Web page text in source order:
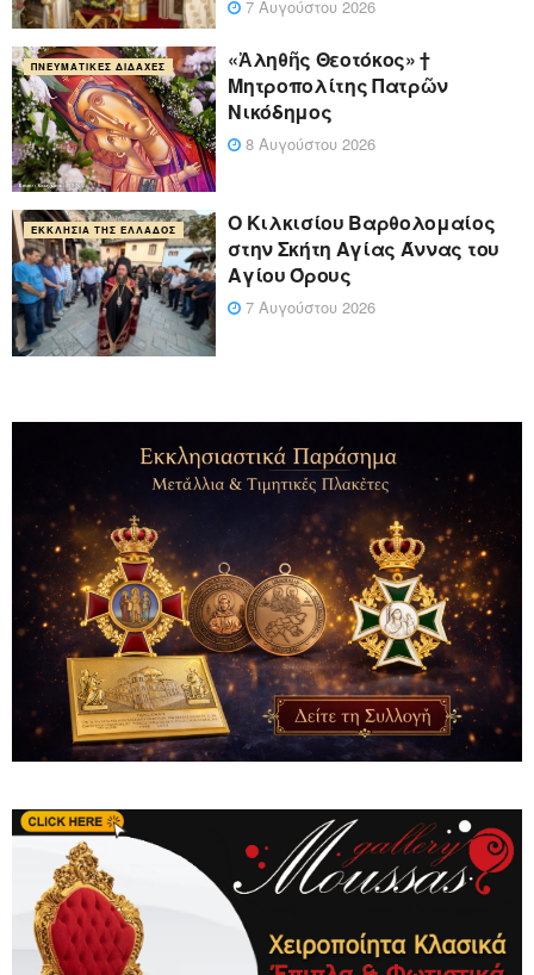
7 Αυγούστου 2026
ΠΝΕΥΜΑΤΙΚΈΣ ΔΙΔΑΧΈΣ
«Ἀληθῆς Θεοτόκος» †
Μητροπολίτης Πατρῶν
Νικόδημος
8 Αυγούστου 2026
ΕΚΚΛΗΣΊΑ ΤΗΣ ΕΛΛΆΔΟΣ
Ο Κιλκισίου Βαρθολομαίος
στην Σκήτη Αγίας Άννας του
Αγίου Όρους
7 Αυγούστου 2026